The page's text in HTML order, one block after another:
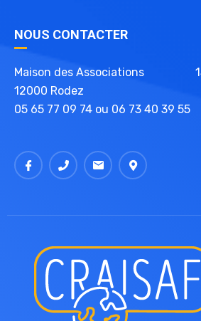
NOUS CONTACTER
Maison des Associations 15
12000 Rodez
05 65 77 09 74 ou 06 73 40 39 55